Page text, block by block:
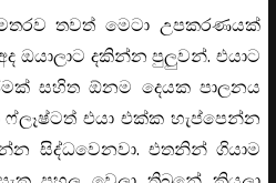
තවත් මෙටා උපකරණයක්
ඔයාලාට දකින්න පුලුවන්. එයාට
සහිත ඕනම දෙයක පාලනය
එයා එක්ක හැප්පෙන්න
සිද්ධවෙනවා. එතනින් ගියාම